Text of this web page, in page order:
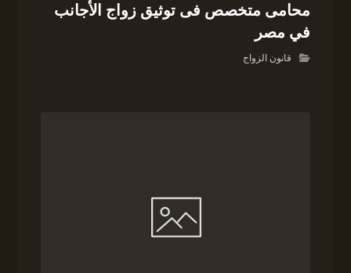
محامى متخصص فى توثيق زواج الأجانب
في مصر
قانون الزواج